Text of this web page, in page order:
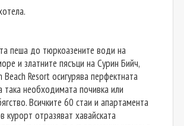
пеша до тюркоазените води на
и златните пясъци на Сурин Бийч,
Beach Resort осигурява перфектната
така необходимата почивка или
Всичките 60 стаи и апартамента
курорт отразяват хавайската